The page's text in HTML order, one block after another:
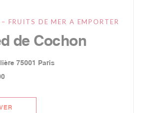
– FRUITS DE MER A EMPORTER
de Cochon
75001 Paris